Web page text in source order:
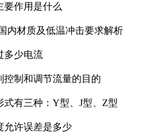
要作用是什么
内材质及低温冲击要求解析
多少电流
控制和调节流量的目的
式有三种：Y型、J型、Z型
允许误差是多少